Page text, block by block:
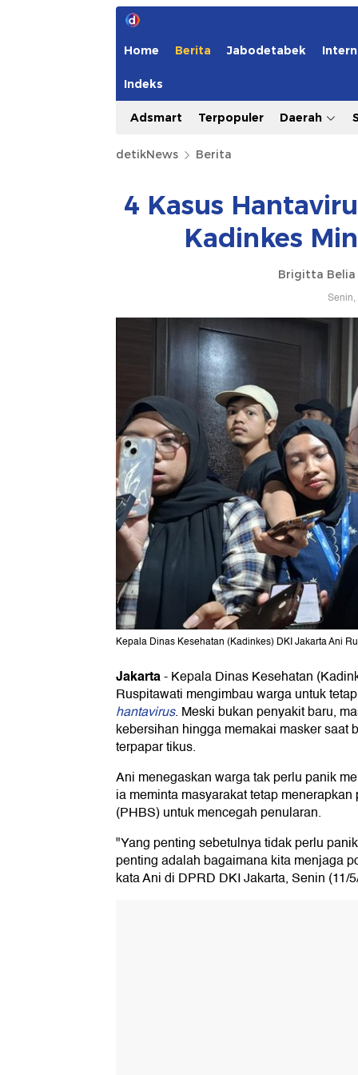
Home Berita Jabodetabek
Indeks
Adsmart Terpopuler Daerah
detikNews Berita
4 Kasus
Kadinkes
Brigitta Belia
Senin,
Kepala Dinas Kesehatan (Kadinkes) DKI Jakarta Ani
Jakarta-Kepala Dinas Kesehatan
Ruspitawati mengimbau warga untuk
hantavirus. Meski bukan penyakit baru,
kebersihan hingga memakai masker saat
terpapar tikus.
Ani menegaskan warga tak perlu panik
ia meminta masyarakat tetap
(PHBS) untuk mencegah penularan.
"Yang penting sebetulnya tidak perlu
penting adalah bagaimana kita menjaga
kata Ani di DPRD DKI Jakarta, Senin (11/